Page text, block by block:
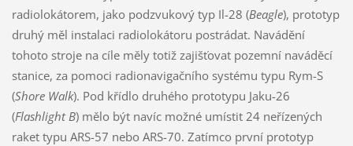
radiolokátorem, jako podzvukový typ Il-28 (Beagle), prototyp
druhý měl instalaci radiolokátoru postrádat. Navádění
tohoto stroje na cíle měly totiž zajišťovat pozemní naváděcí
stanice, za pomoci radionavigačního systému typu Rym-S
(Shore Walk). Pod křídlo druhého prototypu Jaku-26
(Flashlight B) mělo být navíc možné umístit 24 neřízených
raket typu ARS-57 nebo ARS-70. Zatímco první prototyp